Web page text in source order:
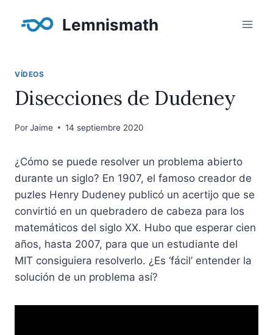
Lemnismath
VÍDEOS
Disecciones de Dudeney
PorJaime 14 septiembre 2020
¿Cómo se puede resolver un problema abierto
durante un siglo? En 1907, el famoso creador de
puzles Henry Dudeney publicó un acertijo que se
convirtió en un quebradero de cabeza para los
matemáticos del siglo XX. Hubo que esperar cien
años, hasta 2007, para que un estudiante del
MIT consiguiera resolverlo. ¿Es ‘fácil’ entender la
solución de un problema así?